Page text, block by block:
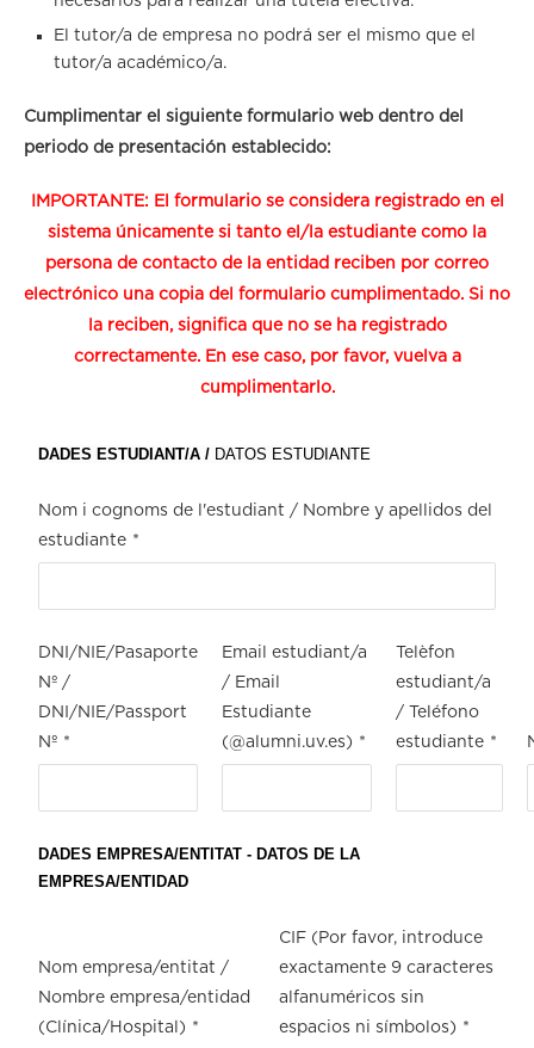
El tutor/a de empresa no podrá ser el mismo que el
tutor/a académico/a.
Cumplimentar el siguiente formulario web dentro del
periodo de presentación establecido:
IMPORTANTE: El formulario se considera registrado en el
sistema únicamente si tanto el/la estudiante como la
persona de contacto de la entidad reciben por correo
electrónico una copia del formulario cumplimentado. Si no
la reciben, significa que no se ha registrado
correctamente. En ese caso, por favor, vuelva a
cumplimentarlo.
DADES ESTUDIANT/A / DATOS ESTUDIANTE
Nom i cognoms de l'estudiant / Nombre y apellidos del
estudiante *
DNI/NIE/Pasaporte
Nº /
DNI/NIE/Passport
Nº *
Email estudiant/a
/ Email
Estudiante
(@alumni.uv.es) *
Telèfon
estudiant/a
/ Teléfono
estudiante *
DADES EMPRESA/ENTITAT - DATOS DE LA
EMPRESA/ENTIDAD
Nom empresa/entitat /
Nombre empresa/entidad
(Clínica/Hospital) *
CIF (Por favor, introduce
exactamente 9 caracteres
alfanuméricos sin
espacios ni símbolos) *